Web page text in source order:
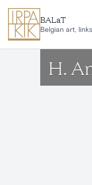
BALaT
Belgian art,
H.